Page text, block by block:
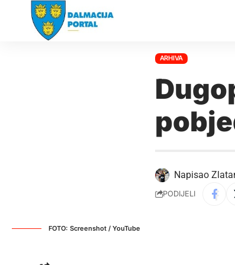
ARHIVA
Napisao
PODIJELI
FOTO: Screenshot / YouTube